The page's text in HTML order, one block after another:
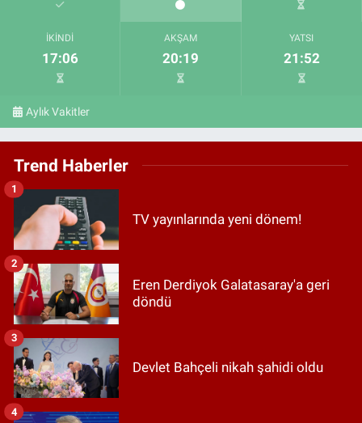
İKINDI
17:06
AKŞAM
20:19
YATSI
21:52
Aylık Vakitler
Trend Haberler
TV yayınlarında yeni dönem!
1
Eren Derdiyok Galatasaray'a geri
döndü
2
Devlet Bahçeli nikah şahidi oldu
3
4